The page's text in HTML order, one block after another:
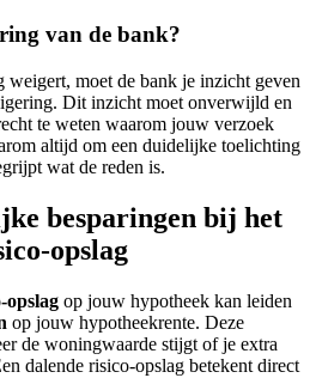
van de bank?
weigert, moet de bank je inzicht geven
Dit inzicht moet onverwijld en
te weten waarom jouw verzoek
altijd om een duidelijke toelichting
wat de reden is.
besparingen bij het
opslag
opslag op jouw hypotheek kan leiden
op jouw hypotheekrente. Deze
de woningwaarde stijgt of je extra
dalende risico-opslag betekent direct